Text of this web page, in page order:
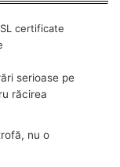
certificate
serioase pe
răcirea
nu o